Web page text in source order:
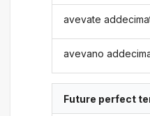
avevate
avevano
Future perfect